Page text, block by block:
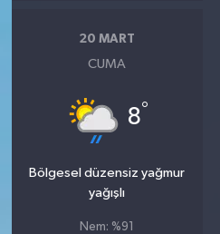
20 MART
CUMA
8°
Bölgesel düzensiz yağmur
yağışlı
Nem: %91